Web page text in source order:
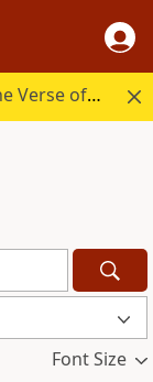
Start your day in God's Word with the Verse of the Day.
Font Size